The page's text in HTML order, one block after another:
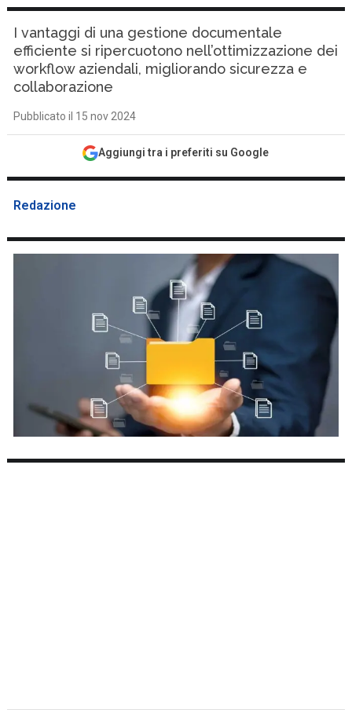
I vantaggi di una gestione documentale
efficiente si ripercuotono nell’ottimizzazione dei
workflow aziendali, migliorando sicurezza e
collaborazione
Pubblicato il 15 nov 2024
Aggiungi tra i preferiti su Google
Redazione